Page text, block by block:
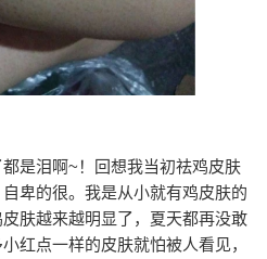
是泪啊~！回想我当初祛鸡皮肤
卑的很。我是从小就有鸡皮肤的
肤越来越明显了，夏天都再没敢
红点一样的皮肤就怕被人看见，